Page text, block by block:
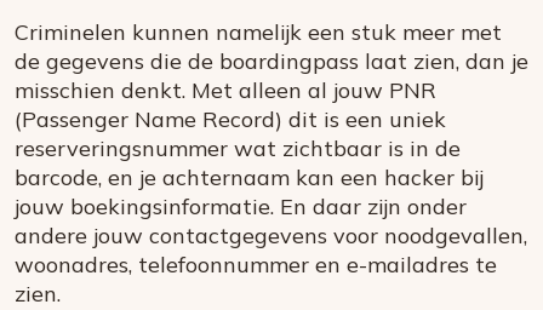
Criminelen kunnen namelijk een stuk meer met
de gegevens die de boardingpass laat zien, dan je
misschien denkt. Met alleen al jouw PNR
(Passenger Name Record) dit is een uniek
reserveringsnummer wat zichtbaar is in de
barcode, en je achternaam kan een hacker bij
jouw boekingsinformatie. En daar zijn onder
andere jouw contactgegevens voor noodgevallen,
woonadres, telefoonnummer en e-mailadres te
zien.